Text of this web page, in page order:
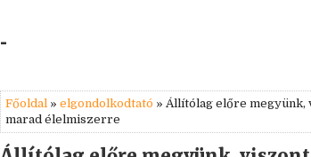
-
Főoldal » elgondolkodtató » Állítólag előre
marad élelmiszerre